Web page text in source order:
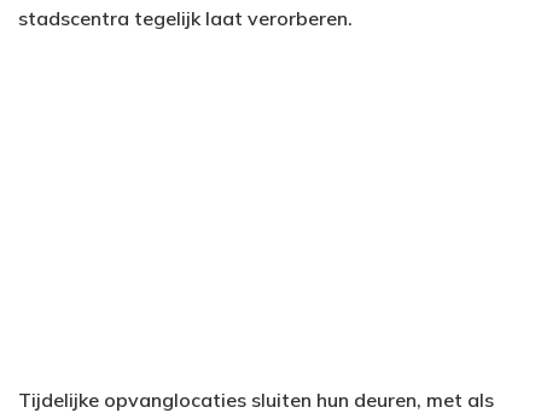
stadscentra tegelijk laat verorberen.
Tijdelijke opvanglocaties sluiten hun deuren, met als